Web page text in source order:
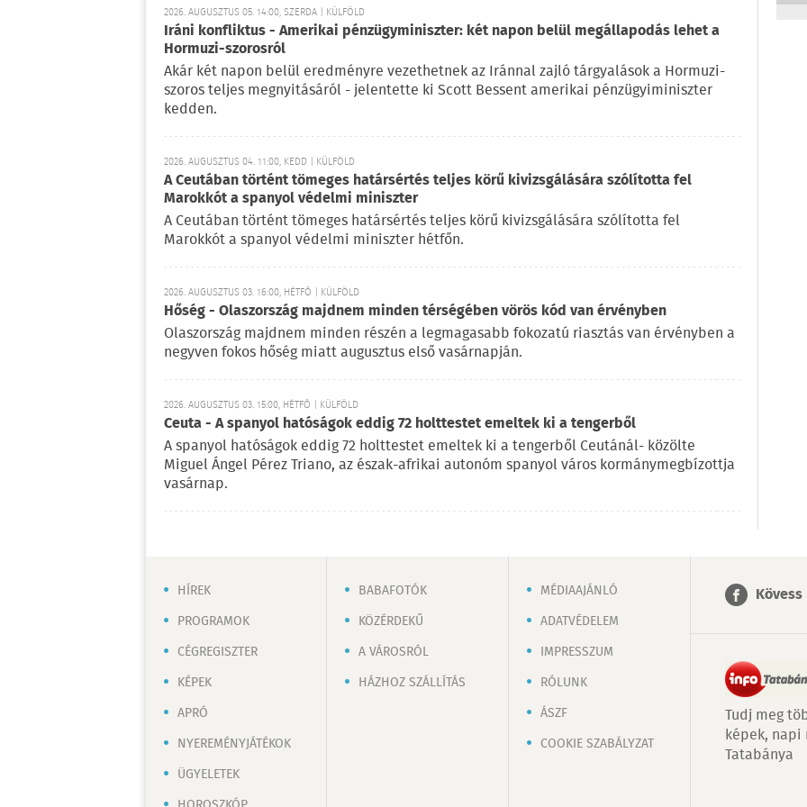
2026. AUGUSZTUS 05. 14:00, SZERDA | KÜLFÖLD
Iráni konfliktus - Amerikai pénzügyminiszter: két napon belül megállapodás lehet a
Hormuzi-szorosról
Akár két napon belül eredményre vezethetnek az Iránnal zajló tárgyalások a Hormuzi-
szoros teljes megnyitásáról - jelentette ki Scott Bessent amerikai pénzügyiminiszter
kedden.
2026. AUGUSZTUS 04. 11:00, KEDD | KÜLFÖLD
A Ceutában történt tömeges határsértés teljes körű kivizsgálására szólította fel
Marokkót a spanyol védelmi miniszter
A Ceutában történt tömeges határsértés teljes körű kivizsgálására szólította fel
Marokkót a spanyol védelmi miniszter hétfőn.
2026. AUGUSZTUS 03. 16:00, HÉTFŐ | KÜLFÖLD
Hőség - Olaszország majdnem minden térségében vörös kód van érvényben
Olaszország majdnem minden részén a legmagasabb fokozatú riasztás van érvényben a
negyven fokos hőség miatt augusztus első vasárnapján.
2026. AUGUSZTUS 03. 15:00, HÉTFŐ | KÜLFÖLD
Ceuta - A spanyol hatóságok eddig 72 holttestet emeltek ki a tengerből
A spanyol hatóságok eddig 72 holttestet emeltek ki a tengerből Ceutánál- közölte
Miguel Ángel Pérez Triano, az észak-afrikai autonóm spanyol város kormánymegbízottja
vasárnap.
HÍREK
PROGRAMOK
CÉGREGISZTER
KÉPEK
APRÓ
NYEREMÉNYJÁTÉKOK
ÜGYELETEK
BABAFOTÓK
KÖZÉRDEKŰ
A VÁROSRÓL
HÁZHOZ SZÁLLÍTÁS
MÉDIAAJÁNLÓ
ADATVÉDELEM
IMPRESSZUM
RÓLUNK
ÁSZF
COOKIE SZABÁLYZAT
Tudj meg
képek, napi
Tatabánya